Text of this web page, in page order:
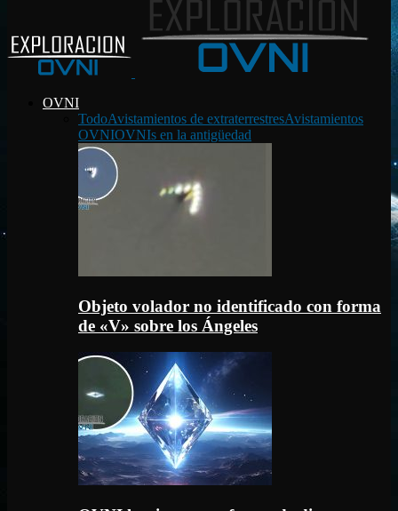
OVNI
TodoAvistamientos de extraterrestresAvistamientos
OVNIOVNIs en la antigüedad
Objeto volador no identificado con forma
de «V» sobre los Ángeles